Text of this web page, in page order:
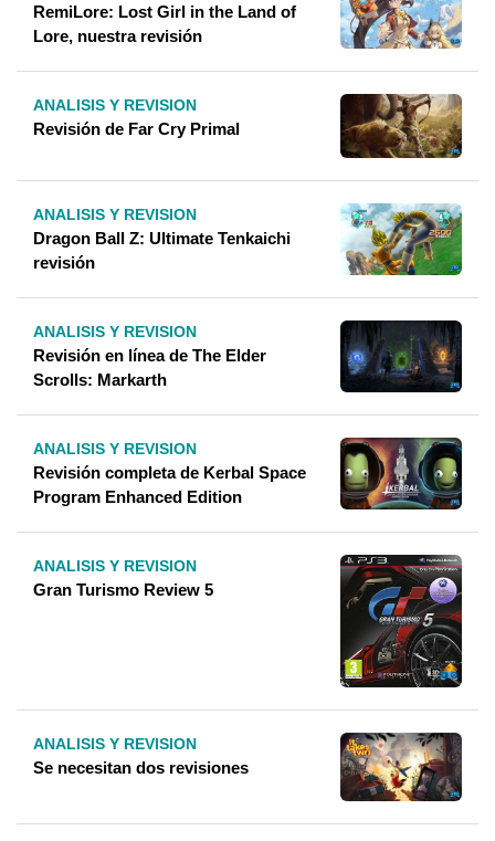
RemiLore: Lost Girl in the Land of
Lore, nuestra revisión
ANALISIS Y REVISION
Revisión de Far Cry Primal
ANALISIS Y REVISION
Dragon Ball Z: Ultimate Tenkaichi
revisión
ANALISIS Y REVISION
Revisión en línea de The Elder
Scrolls: Markarth
ANALISIS Y REVISION
Revisión completa de Kerbal Space
Program Enhanced Edition
ANALISIS Y REVISION
Gran Turismo Review 5
ANALISIS Y REVISION
Se necesitan dos revisiones